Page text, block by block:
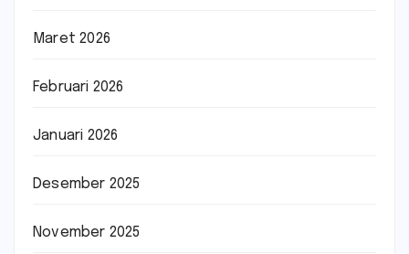
Maret 2026
Februari 2026
Januari 2026
Desember 2025
November 2025